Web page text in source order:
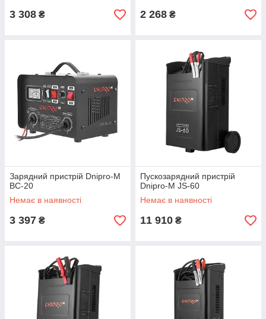
3 308 ₴ 2 268 ₴
Зарядний пристрій Dnipro-M
BC-20
Немає в наявності
3 397 ₴
Пускозарядний пристрій
Dnipro-M JS-60
Немає в наявності
11 910 ₴